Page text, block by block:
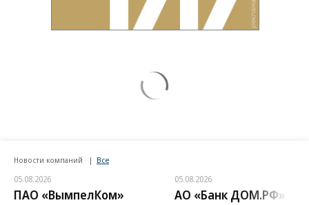
Новости компаний Все
05.08.2026
ПАО «ВымпелКом»
05.08.2026
АО «Банк ДОМ.РФ»